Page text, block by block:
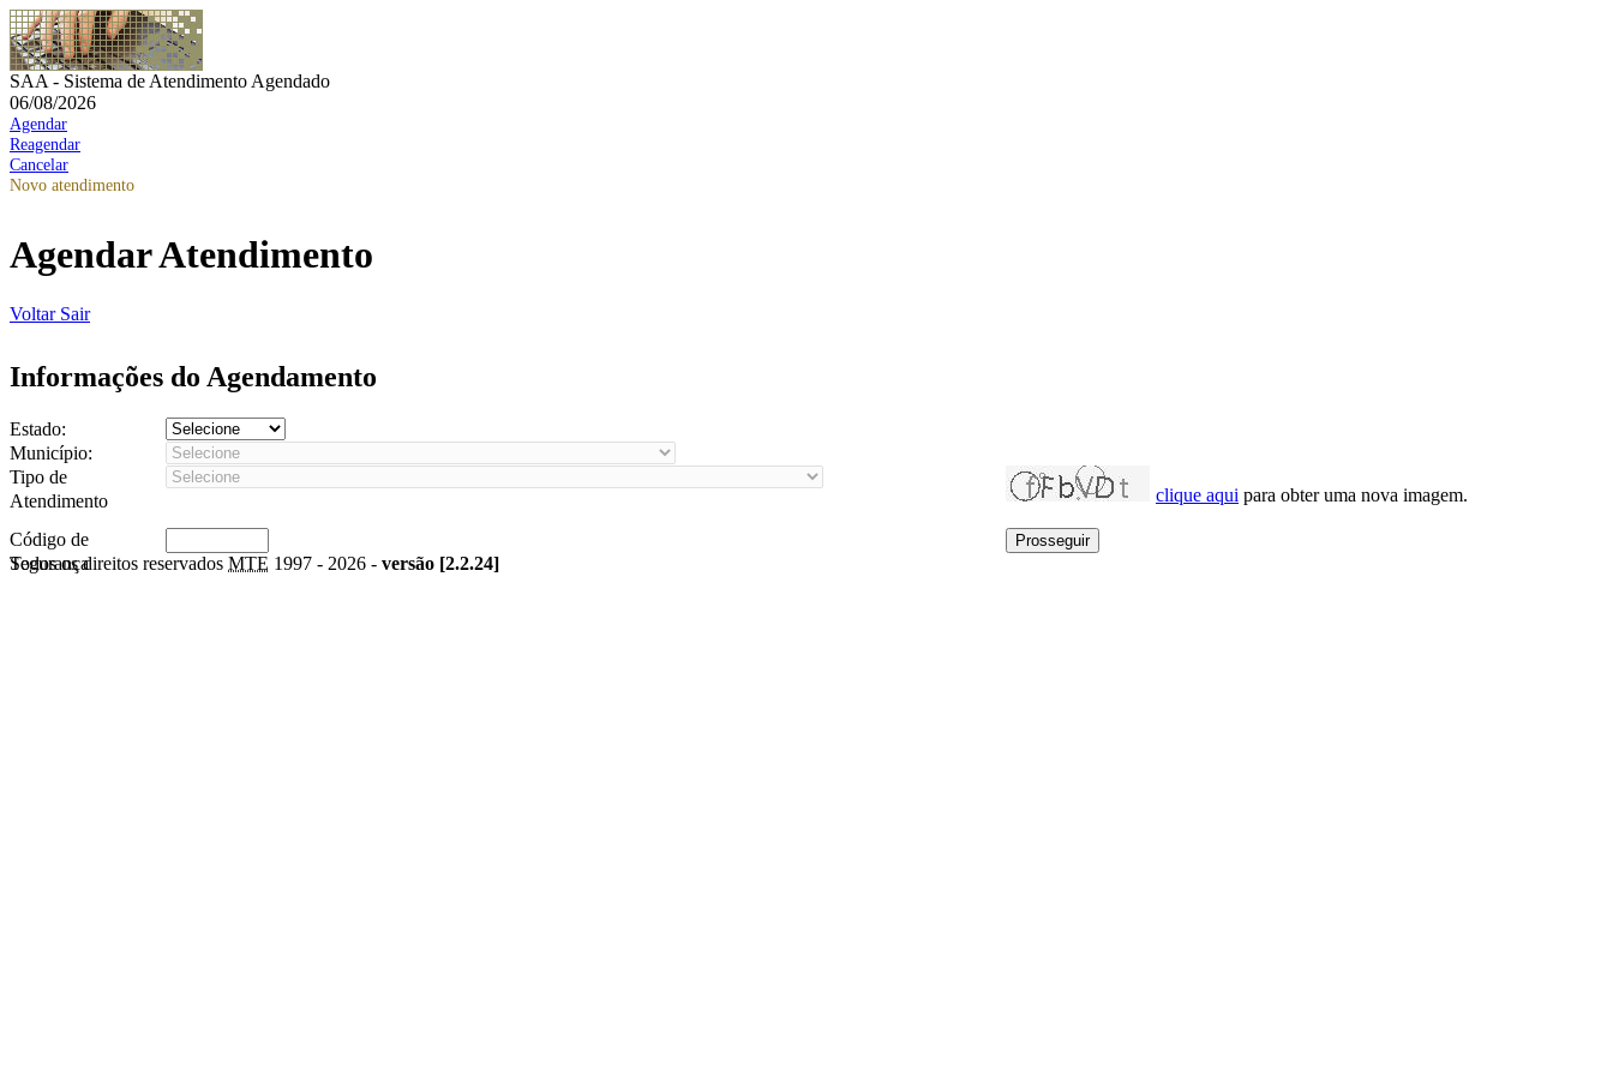
SAA - Sistema de Atendimento Agendado
06/08/2026
Agendar
Reagendar
Cancelar
Novo atendimento
Agendar Atendimento
Voltar Sair
Informações do Agendamento
Estado:
Município:
Tipo de
Atendimento
clique aqui para obter uma nova imagem.
Código de
Segurança
Todos os direitos reservados MTE 1997 - 2026 - versão [2.2.24]